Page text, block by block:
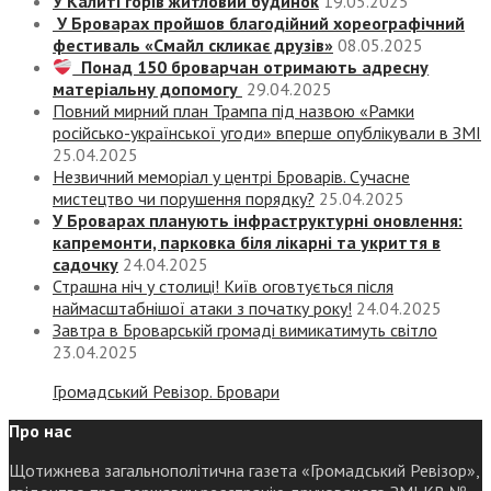
У Броварах пройшов благодійний хореографічний
фестиваль «Смайл скликає друзів» 08.05.2025
Понад 150 броварчан отримають адресну
матеріальну допомогу 29.04.2025
Повний мирний план Трампа під назвою «‎Рамки
російсько-української угоди» вперше опублікували в ЗМІ
25.04.2025
Незвичний меморіал у центрі Броварів. Сучасне
мистецтво чи порушення порядку? 25.04.2025
У Броварах планують інфраструктурні оновлення:
капремонти, парковка біля лікарні та укриття в
садочку 24.04.2025
Страшна ніч у столиці! Київ оговтується після
наймасштабнішої атаки з початку року! 24.04.2025
Завтра в Броварській громаді вимикатимуть світло
23.04.2025
Громадський Ревізор. Бровари
Про нас
Щотижнева загальнополітична газета «Громадський Ревізор»,